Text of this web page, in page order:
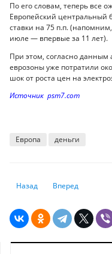
По его словам, теперь все
Европейский центральный
ставки на 75 п.п.
июле — впервые за 11 лет).
При этом, согласно данным
еврозоны уже потратили
шок от роста цен на
Источник psm7.com
Европа деньги
Предыдущий: Это очень
Назад Следующий:
Вперед